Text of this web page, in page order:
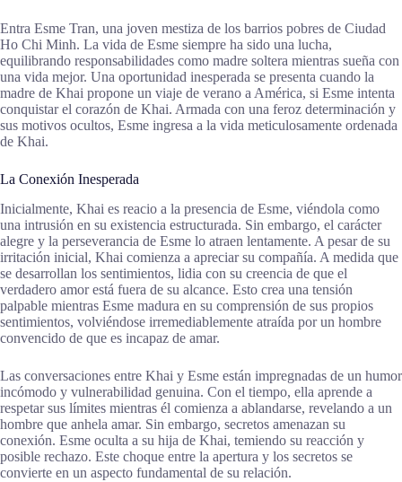
Entra Esme Tran, una joven mestiza de los barrios pobres de Ciudad
Ho Chi Minh. La vida de Esme siempre ha sido una lucha,
equilibrando responsabilidades como madre soltera mientras sueña con
una vida mejor. Una oportunidad inesperada se presenta cuando la
madre de Khai propone un viaje de verano a América, si Esme intenta
conquistar el corazón de Khai. Armada con una feroz determinación y
sus motivos ocultos, Esme ingresa a la vida meticulosamente ordenada
de Khai.
La Conexión Inesperada
Inicialmente, Khai es reacio a la presencia de Esme, viéndola como
una intrusión en su existencia estructurada. Sin embargo, el carácter
alegre y la perseverancia de Esme lo atraen lentamente. A pesar de su
irritación inicial, Khai comienza a apreciar su compañía. A medida que
se desarrollan los sentimientos, lidia con su creencia de que el
verdadero amor está fuera de su alcance. Esto crea una tensión
palpable mientras Esme madura en su comprensión de sus propios
sentimientos, volviéndose irremediablemente atraída por un hombre
convencido de que es incapaz de amar.
Las conversaciones entre Khai y Esme están impregnadas de un humor
incómodo y vulnerabilidad genuina. Con el tiempo, ella aprende a
respetar sus límites mientras él comienza a ablandarse, revelando a un
hombre que anhela amar. Sin embargo, secretos amenazan su
conexión. Esme oculta a su hija de Khai, temiendo su reacción y
posible rechazo. Este choque entre la apertura y los secretos se
convierte en un aspecto fundamental de su relación.